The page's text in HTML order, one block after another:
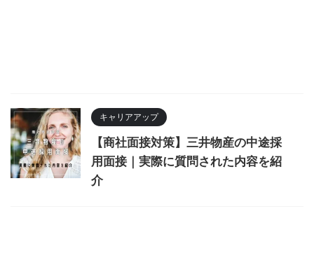
キャリアアップ
【商社面接対策】三井物産の中途採
用面接｜実際に質問された内容を紹
介